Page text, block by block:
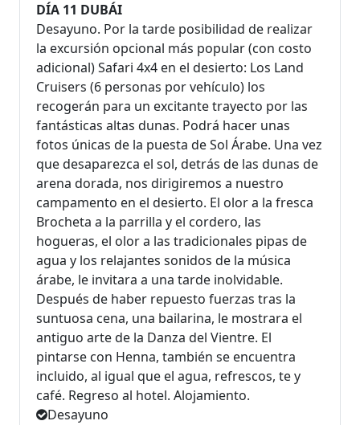
DÍA 11 DUBÁI
Desayuno. Por la tarde posibilidad de realizar
la excursión opcional más popular (con costo
adicional) Safari 4x4 en el desierto: Los Land
Cruisers (6 personas por vehículo) los
recogerán para un excitante trayecto por las
fantásticas altas dunas. Podrá hacer unas
fotos únicas de la puesta de Sol Árabe. Una vez
que desaparezca el sol, detrás de las dunas de
arena dorada, nos dirigiremos a nuestro
campamento en el desierto. El olor a la fresca
Brocheta a la parrilla y el cordero, las
hogueras, el olor a las tradicionales pipas de
agua y los relajantes sonidos de la música
árabe, le invitara a una tarde inolvidable.
Después de haber repuesto fuerzas tras la
suntuosa cena, una bailarina, le mostrara el
antiguo arte de la Danza del Vientre. El
pintarse con Henna, también se encuentra
incluido, al igual que el agua, refrescos, te y
café. Regreso al hotel. Alojamiento.
Desayuno